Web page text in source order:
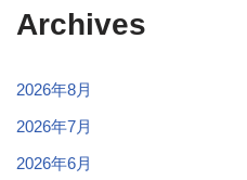
Archives
2026年8月
2026年7月
2026年6月